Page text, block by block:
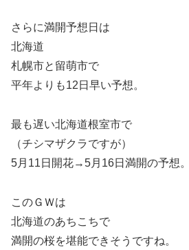
さらに満開予想日は
北海道
札幌市と留萌市で
平年よりも12日早い予想。
最も遅い北海道根室市で
（チシマザクラですが）
5月11日開花→5月16日満開の予想。
このＧＷは
北海道のあちこちで
満開の桜を堪能できそうですね。